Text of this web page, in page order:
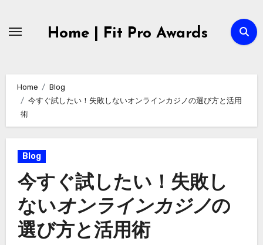
Home | Fit Pro Awards
Home
Blog
今すぐ試したい！失敗しないオンラインカジノの選び方と活用
術
Blog
今すぐ試したい！失敗し
ないオンラインカジノの
選び方と活用術